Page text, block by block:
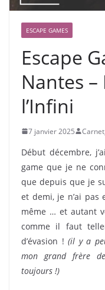
ESCAPE GAMES
Escape
Nantes
l’Infini
7 janvier 2025
Début décembre,
game que je ne
que depuis que je
et demi, je n’ai pas
même … et autant
comme il faut
d’évasion !(il y a
mon grand frère
toujours !)